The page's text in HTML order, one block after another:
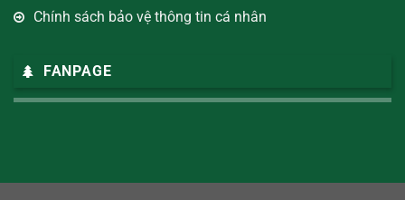
Chính sách bảo vệ thông tin cá nhân
FANPAGE